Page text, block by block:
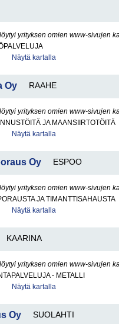
yrityksen omien www-sivujen
Näytä kartalla
Oy RAAHE
yrityksen omien www-sivujen
JA MAANSIIRTOTÖITÄ
Näytä kartalla
Oy ESPOO
yrityksen omien www-sivujen
JA TIMANTTISAHAUSTA
Näytä kartalla
KAARINA
yrityksen omien www-sivujen
- METALLI
Näytä kartalla
Oy SUOLAHTI